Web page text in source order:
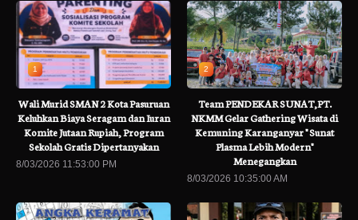
1
Wali Murid SMAN 2 Kota Pasuruan
Keluhkan Biaya Seragam dan Iuran
Komite Jutaan Rupiah, Program
Sekolah Gratis Dipertanyakan
8/03/2026 11:53:00 PM
2
Team PENDEKAR SUNAT,PT.
NKMM Gelar Gathering Wisata di
Kemuning Karanganyar " Sunat
Plasma Lebih Modern"
Menegangkan
8/03/2026 10:35:00 AM